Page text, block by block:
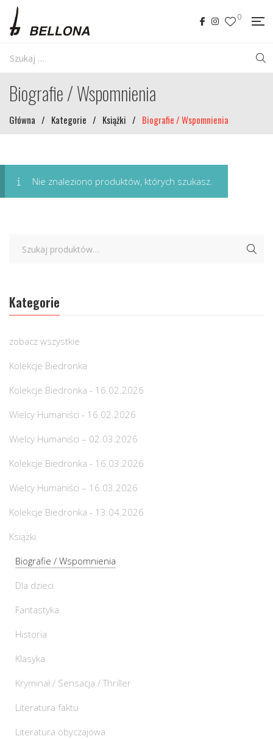
0
Biografie / Wspomnienia
Główna / Kategorie / Książki / Biografie / Wspomnienia
Nie znaleziono produktów, których szukasz.
Kategorie
zobacz wszystkie
Kolekcje Biedronka
Kolekcje Biedronka - 16.02.2026
Wielcy Humaniści - 16.02.2026
Wielcy Humaniści – 02.03.2026
Kolekcje Biedronka - 16.03.2026
Wielcy Humaniści – 16.03.2026
Kolekcje Biedronka - 13.04.2026
Książki
Biografie / Wspomnienia
Dla dzieci
Fantastyka
Historia
Klasyka
Kryminał / Sensacja / Thriller
Literatura faktu
Literatura obyczajowa